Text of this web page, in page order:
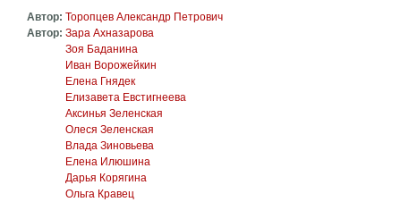
Автор: Торопцев Александр Петрович
Автор: Зара Ахназарова
Зоя Баданина
Иван Ворожейкин
Елена Гнядек
Елизавета Евстигнеева
Аксинья Зеленская
Олеся Зеленская
Влада Зиновьева
Елена Илюшина
Дарья Корягина
Ольга Кравец